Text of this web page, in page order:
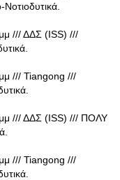
/// ΔΔΣ (ISS) ///
/// Tiangong ///
/// ΔΔΣ (ISS) /// ΠΟΛΥ
/// Tiangong ///